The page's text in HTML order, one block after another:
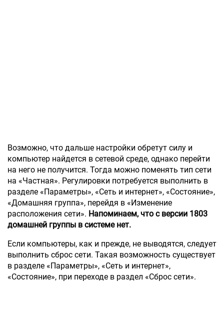
Возможно, что дальше настройки обретут силу и
компьютер найдется в сетевой среде, однако перейти
на него не получится. Тогда можно поменять тип сети
на «Частная». Регулировки потребуется выполнить в
разделе «Параметры», «Сеть и интернет», «Состояние»,
«Домашняя группа», перейдя в «Изменение
расположения сети». Напоминаем, что с версии 1803
домашней группы в системе нет.
Если компьютеры, как и прежде, не выводятся, следует
выполнить сброс сети. Такая возможность существует
в разделе «Параметры», «Сеть и интернет»,
«Состояние», при переходе в раздел «Сброс сети».